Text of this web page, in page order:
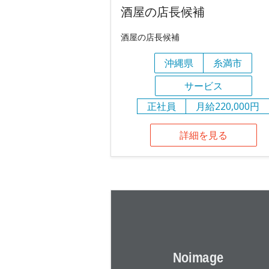
酒屋の店長候補
酒屋の店長候補
沖縄県
糸満市
サービス
正社員
月給220,000円
詳細を見る